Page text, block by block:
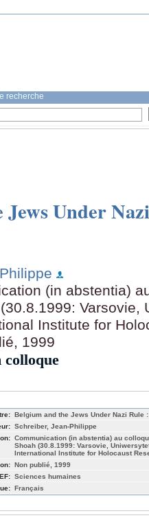
recherche
Under
(in abstentia)
Varsovie,
Institute for
1999
colloque
Belgium and the Jews Under Nazi Rule
Schreiber, Jean-Philippe
Communication (in abstentia) au
Shoah (30.8.1999: Varsovie,
International Institute for Holocaust
Non publié, 1999
Sciences humaines
Français